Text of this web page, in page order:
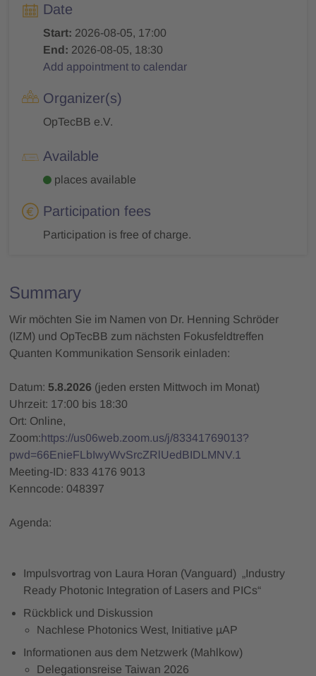
Date
Start: 2026-08-05, 17:00
End: 2026-08-05, 18:30
Add appointment to calendar
Organizer(s)
OpTecBB e.V.
Available
places available
Participation fees
Participation is free of charge.
Summary
Wir möchten Sie im Namen von Dr. Henning Schröder
(IZM) und OpTecBB zum nächsten Fokusfeldtreffen
Quanten Kommunikation Sensorik einladen:
Datum: 5.8.2026 (jeden ersten Mittwoch im Monat)
Uhrzeit: 17:00 bis 18:30
Ort: Online,
Zoom:https://us06web.zoom.us/j/83341769013?
pwd=66EnieFLbIwyWvSrcZRlUedBIDLMNV.1
Meeting-ID: 833 4176 9013
Kenncode: 048397
Agenda:
Impulsvortrag von Laura Horan (Vanguard) „Industry
Ready Photonic Integration of Lasers and PICs“
Rückblick und Diskussion
Nachlese Photonics West, Initiative µAP
Informationen aus dem Netzwerk (Mahlkow)
Delegationsreise Taiwan 2026